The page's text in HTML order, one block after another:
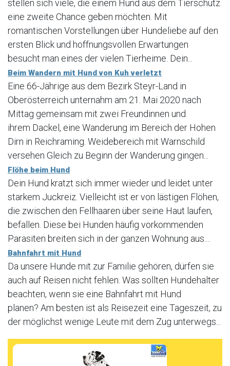
stellen sich viele, die einem Hund aus dem Tierschutz
eine zweite Chance geben möchten. Mit
romantischen Vorstellungen über Hundeliebe auf den
ersten Blick und hoffnungsvollen Erwartungen
besucht man eines der vielen Tierheime. Dein...
Beim Wandern mit Hund von Kuh verletzt
Eine 66-Jährige aus dem Bezirk Steyr-Land in
Oberösterreich unternahm am 21. Mai 2020 nach
Mittag gemeinsam mit zwei Freundinnen und
ihrem Dackel, eine Wanderung im Bereich der Hohen
Dirn in Reichraming. Weidebereich mit Warnschild
versehen Gleich zu Beginn der Wanderung gingen...
Flöhe beim Hund
Dein Hund kratzt sich immer wieder und leidet unter
starkem Juckreiz. Vielleicht ist er von lästigen Flöhen,
die zwischen den Fellhaaren über seine Haut laufen,
befallen. Diese bei Hunden häufig vorkommenden
Parasiten breiten sich in der ganzen Wohnung aus....
Bahnfahrt mit Hund
Da unsere Hunde mit zur Familie gehören, dürfen sie
auch auf Reisen nicht fehlen. Was sollten Hundehalter
beachten, wenn sie eine Bahnfahrt mit Hund
planen? Am besten ist als Reisezeit eine Tageszeit, zu
der möglichst wenige Leute mit dem Zug unterwegs...